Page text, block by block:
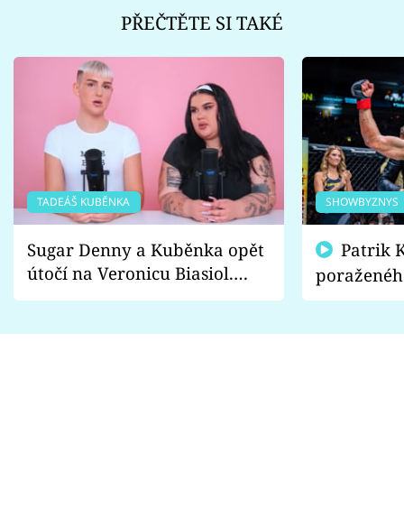
PŘEČTĚTE SI TAKÉ
TADEÁŠ KUBĚNKA
Sugar Denny a Kuběnka opět
útočí na Veronicu Biasiol.
Proč je podle nich falešná a
SHOWBYZNYS
fanoušci